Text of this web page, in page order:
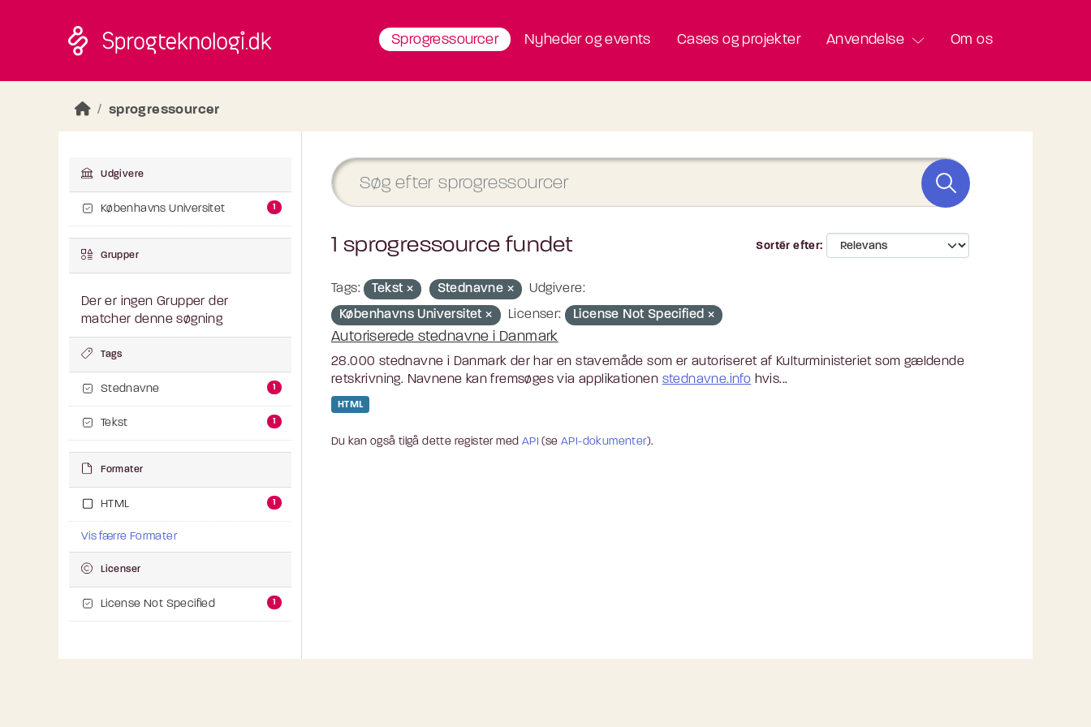
Sprogressourcer Nyheder og events Cases og projekter Anvendelse Om os
sprogressourcer
Udgivere
Københavns Universitet 1
Grupper
Der er ingen Grupper der
matcher denne søgning
Tags
Stednavne 1
Tekst 1
Formater
HTML 1
Vis færre Formater
Licenser
License Not Specified 1
Sortér efter
1 sprogressource fundet
Tags: Tekst Stednavne
Udgivere:
Københavns Universitet
Licenser: License Not Specified
Autoriserede stednavne i Danmark
28.000 stednavne i Danmark der har en stavemåde som er autoriseret af Kulturministeriet som gældende
retskrivning. Navnene kan fremsøges via applikationen stednavne.info hvis...
HTML
Du kan også tilgå dette register med API (seAPI-dokumenter).